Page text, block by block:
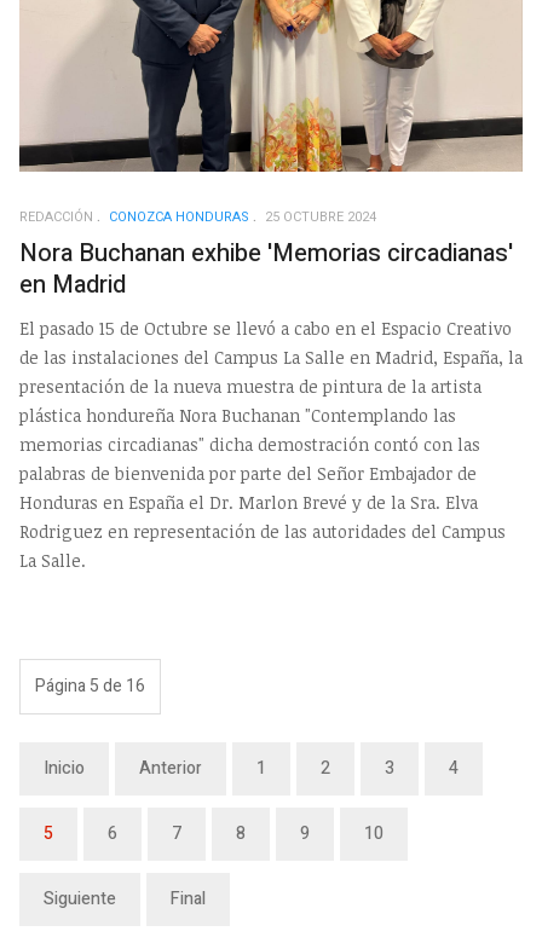
REDACCIÓN CONOZCA HONDURAS 25 OCTUBRE 2024
Nora Buchanan exhibe 'Memorias circadianas'
en Madrid
El pasado 15 de Octubre se llevó a cabo en el Espacio Creativo
de las instalaciones del Campus La Salle en Madrid, España, la
presentación de la nueva muestra de pintura de la artista
plástica hondureña Nora Buchanan "Contemplando las
memorias circadianas" dicha demostración contó con las
palabras de bienvenida por parte del Señor Embajador de
Honduras en España el Dr. Marlon Brevé y de la Sra. Elva
Rodriguez en representación de las autoridades del Campus
La Salle.
Página 5 de 16
Inicio Anterior 1 2 3 4
5 6 7 8 9 10
Siguiente Final